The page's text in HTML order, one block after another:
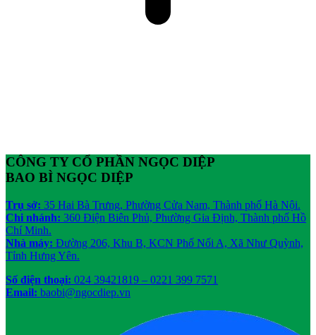
CÔNG TY CỔ PHẦN NGỌC DIỆP
BAO BÌ NGỌC DIỆP
Trụ sở: 35 Hai Bà Trưng, Phường Cửa Nam, Thành phố Hà Nội.
Chi nhánh: 360 Điện Biên Phủ, Phường Gia Định, Thành phố Hồ
Chí Minh.
Nhà máy: Đường 206, Khu B, KCN Phố Nối A, Xã Như Quỳnh,
Tỉnh Hưng Yên.
Số điện thoại: 024 39421819 – 0221 399 7571
Email: baobi@ngocdiep.vn